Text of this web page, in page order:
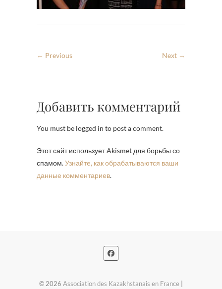
← Previous Next →
Добавить комментарий
You must be logged in to post a comment.
Этот сайт использует Akismet для борьбы со
спамом.Узнайте, как обрабатываются ваши
данные комментариев.
© 2026 Association des Kazakhstanais en France